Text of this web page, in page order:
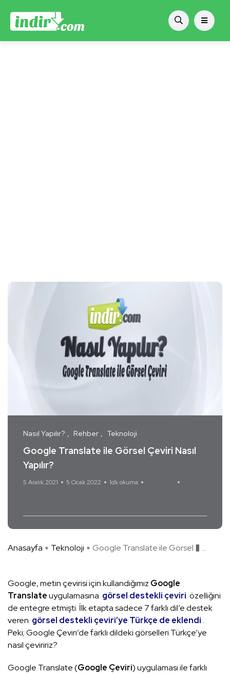
Nasıl Yapılır? Rehber Teknoloji
Google Translate ile Görsel Çeviri Nasıl
Yapılır?
5 Aralık 2021 5 Ocak 2022 1dk okuma
Anasayfa Teknoloji Google Translate ile Görsel � ...
Google, metin çevirisi için kullandığımız Google
Translateuygulamasına görsel destekli çeviri özelliğini
de entegre etmişti. İlk etapta sadece 7 farklı dil’e destek
veren görsel destekli çeviri’ye Türkçe de eklendi .
Peki; Google Çeviri’de farklı dildeki görselleri Türkçe’ye
nasıl çeviririz?
Google Translate (Google Çeviri) uygulaması ile farklı